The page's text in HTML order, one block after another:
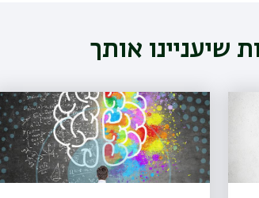
שיעניינו אותך